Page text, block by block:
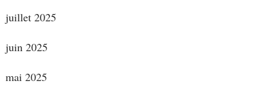
juillet 2025
juin 2025
mai 2025